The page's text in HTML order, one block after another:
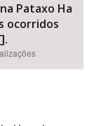
Pataxo Ha
ocorridos